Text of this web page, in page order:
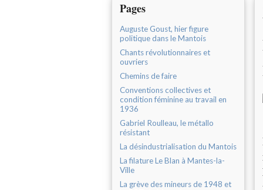
Pages
Auguste Goust, hier figure
politique dans le Mantois
Chants révolutionnaires et
ouvriers
Chemins de faire
Conventions collectives et
condition féminine au travail en
1936
Gabriel Roulleau, le métallo
résistant
La désindustrialisation du Mantois
La filature Le Blan à Mantes-la-
Ville
La grève des mineurs de 1948 et